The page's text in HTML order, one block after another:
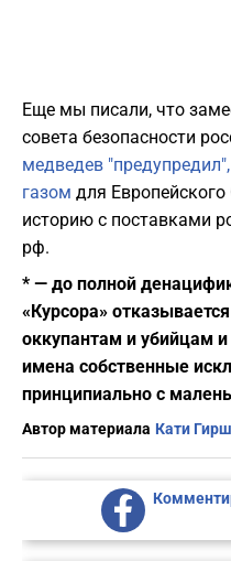
Еще мы писали, что
совета безопасности
медведев
газом для
историю с поставками
рф.
* — до полной
«Курсора»
оккупантам и убийцам
имена собственные
принципиально с
Автор материала Кати